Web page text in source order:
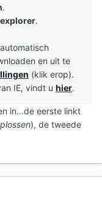
.
.
en uit te
(klik erop).
IE, vindt u hier.
in...de eerste linkt
), de tweede